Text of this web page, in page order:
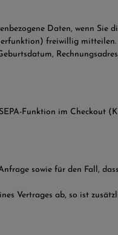
Daten, wenn Sie
freiwillig mitteilen.
Funktion im Checkout
sowie für den Fall,
Vertrages ab, so ist